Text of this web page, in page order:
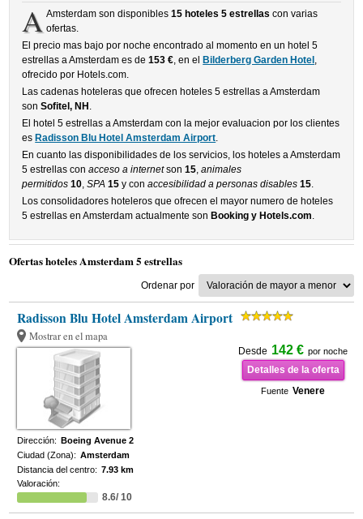
A Amsterdam son disponibles 15 hoteles 5 estrellas con varias
ofertas.
El precio mas bajo por noche encontrado al momento en un hotel 5
estrellas a Amsterdam es de153 €, en el Bilderberg Garden Hotel ,
ofrecido por Hotels.com.
Las cadenas hoteleras que ofrecen hoteles 5 estrellas a Amsterdam
sonSofitel, NH .
El hotel 5 estrellas a Amsterdam con la mejor evaluacion por los clientes
es Radisson Blu Hotel Amsterdam Airport.
En cuanto las disponibilidades de los servicios, los hoteles a Amsterdam
5 estrellas conacceso a internetson15,animales
permitidos 10,SPA 15 y conaccesibilidad a personas disables 15.
Los consolidadores hoteleros que ofrecen el mayor numero de hoteles
5 estrellas en Amsterdam actualmente son Booking y Hotels.com.
Ofertas hoteles Amsterdam 5 estrellas
Ordenar por
Radisson Blu Hotel Amsterdam Airport
Mostrar en el mapa
Desde 142 € por noche
Detalles de la oferta
Fuente Venere
Dirección: Boeing Avenue 2
Ciudad (Zona): Amsterdam
Distancia del centro: 7.93 km
Valoración:
8.6/ 10